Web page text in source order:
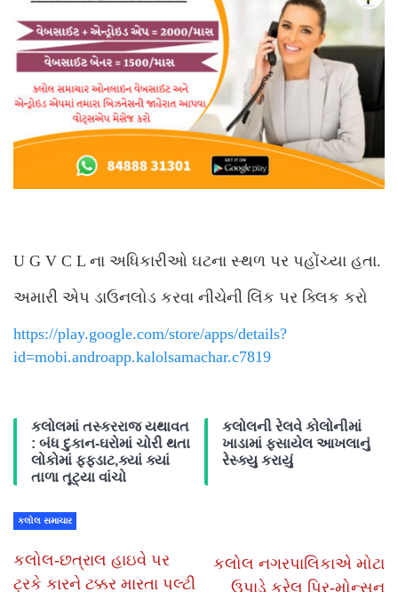
U G V C L ના અધિકારીઓ ઘટના સ્થળ પર પહોંચ્યા હતા.
અમારી એપ ડાઉનલોડ કરવા નીચેની લિંક પર ક્લિક કરો
https://play.google.com/store/apps/details?
id=mobi.androapp.kalolsamachar.c7819
કલોલમાં તસ્કરરાજ યથાવત
: બંધ દુકાન-ઘરોમાં ચોરી થતા
લોકોમાં ફફડાટ,ક્યાં ક્યાં
તાળા તૂટ્યા વાંચો
કલોલની રેલવે કોલોનીમાં
ખાડામાં ફસાયેલ આખલાનું
રેસ્ક્યુ કરાયું
કલોલ સમાચાર
કલોલ-છત્રાલ હાઇવે પર
ટ્રકે કારને ટક્કર મારતા પલ્ટી
કલોલ નગરપાલિકાએ મોટા
ઉપાડે કરેલ પ્રિ-મોન્સૂન